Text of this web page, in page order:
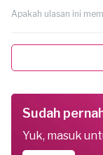
Apakah ulasan ini
Sudah
Yuk, masuk